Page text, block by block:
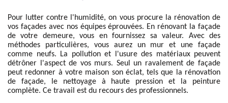
Pour lutter contre l'humidité, on vous procure la rénovation de
vos façades avec nos équipes éprouvées. En rénovant la façade
de votre demeure, vous en fournissez sa valeur. Avec des
méthodes particulières, vous aurez un mur et une façade
comme neufs. La pollution et l'usure des matériaux peuvent
détrôner l'aspect de vos murs. Seul un ravalement de façade
peut redonner à votre maison son éclat, tels que la rénovation
de façade, le nettoyage à haute pression et la peinture
complète. Ce travail est du recours des professionnels.